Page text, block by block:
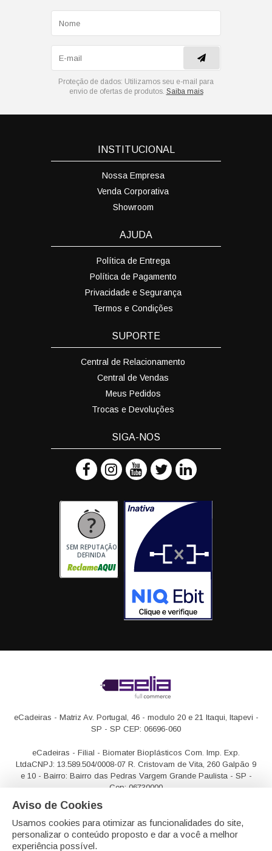
Proteção de dados: Utilizamos seu e-mail para
envio de ofertas de produtos. Saiba mais
INSTITUCIONAL
Nossa Empresa
Venda Corporativa
Showroom
AJUDA
Política de Entrega
Política de Pagamento
Privacidade e Segurança
Termos e Condições
SUPORTE
Central de Relacionamento
Central de Vendas
Meus Pedidos
Trocas e Devoluções
SIGA-NOS
SEM REPUTAÇÃO
DEFINIDA
eCadeiras - Matriz Av. Portugal, 46 - modulo 20 e 21 Itaqui, Itapevi -
SP - SP CEP: 06696-060
eCadeiras - Filial - Biomater Bioplásticos Com. Imp. Exp.
LtdaCNPJ: 13.589.504/0008-07 R. Cristovam de Vita, 260 Galpão 9
e 10 - Bairro: Bairro das Pedras Vargem Grande Paulista - SP -
Cep: 06730000
Aviso de Cookies
Usamos cookies para otimizar as funcionalidades do site,
personalizar o conteúdo proposto e dar a você a melhor
experiência possível.